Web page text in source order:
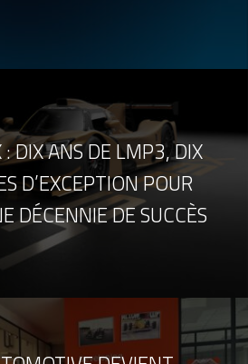
: DIX ANS DE LMP3, DIX
D’EXCEPTION POUR
DÉCENNIE DE SUCCÈS